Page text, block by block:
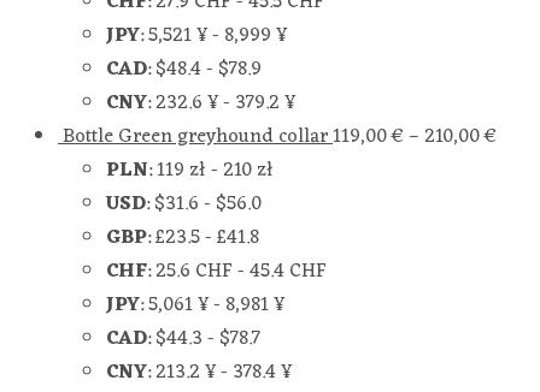
JPY:5,521 ¥- 8,999 ¥
CAD:$48.4- $78.9
CNY:232.6 ¥- 379.2 ¥
Bottle Green greyhound collar119,00€– 210,00€
PLN:119 zł- 210 zł
USD:$31.6- $56.0
GBP:£23.5-£41.8
CHF:25.6 CHF-45.4 CHF
JPY:5,061 ¥- 8,981 ¥
CAD:$44.3- $78.7
CNY:213.2 ¥- 378.4 ¥